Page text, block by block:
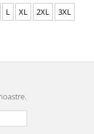
L XL 2XL 3XL